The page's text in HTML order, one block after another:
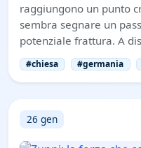
raggiungono un punto
sembra segnare un
potenziale frattura. A
#chiesa #germania
26 gen